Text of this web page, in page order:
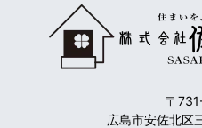
〒
広島市安佐北区